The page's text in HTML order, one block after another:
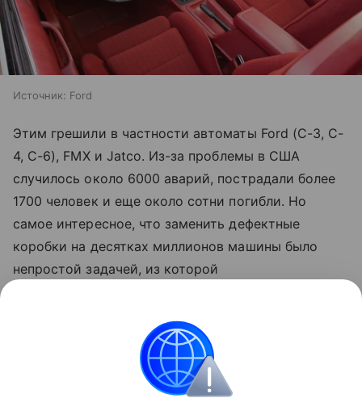
Источник: Ford
Этим грешили в частности автоматы Ford (C-3, C-
4, C-6), FMX и Jatco. Из-за проблемы в США
случилось около 6000 аварий, пострадали более
1700 человек и еще около сотни погибли. Но
самое интересное, что заменить дефектные
коробки на десятках миллионов машины было
непростой задачей, из которой
владельцам уведомлений о том, чтобы те не
забывали ставить машину на ручник и
соответствующими наклейками об этом.